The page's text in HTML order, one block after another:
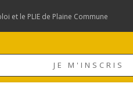
et le PLIE de Plaine Commune
JE M'INSCRIS